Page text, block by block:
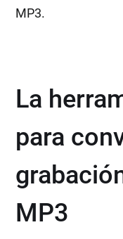
MP3.
La
para
MP3